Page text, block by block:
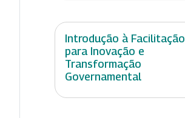
Introdução à Facilitação
para Inovação e
Transformação
Governamental